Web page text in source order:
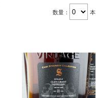
数量： 本